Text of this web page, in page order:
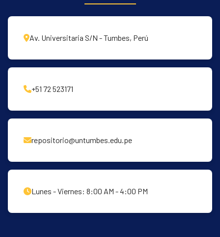
Av. Universitaria S/N - Tumbes, Perú
+51 72 523171
repositorio@untumbes.edu.pe
Lunes - Viernes: 8:00 AM - 4:00 PM